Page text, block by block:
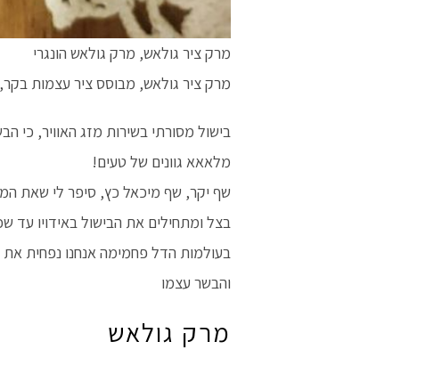
מרק ציר גולאש, מרק גולאש הונגרי
מרק ציר גולאש, מבוסס ציר עצמות בקר,
בישול מסורתי בשירות מזג האוויר, כי
מלאאא גוונים של טעים!
שף יקר, שף מיכאל כץ, סיפר לי שאת
בצל ומתחילים את הבישול באידויו עד
בעולמות הדל פחמימה אנחנו נפחית
והבשר עצמו
מרק גולאש